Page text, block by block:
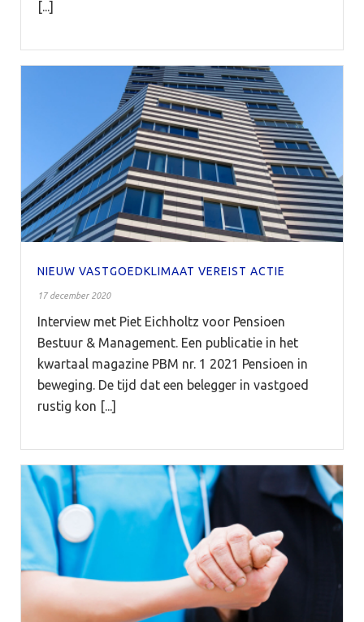
[...]
NIEUW VASTGOEDKLIMAAT VEREIST ACTIE
17 december 2020
Interview met Piet Eichholtz voor Pensioen
Bestuur & Management. Een publicatie in het
kwartaal magazine PBM nr. 1 2021 Pensioen in
beweging. De tijd dat een belegger in vastgoed
rustig kon [...]